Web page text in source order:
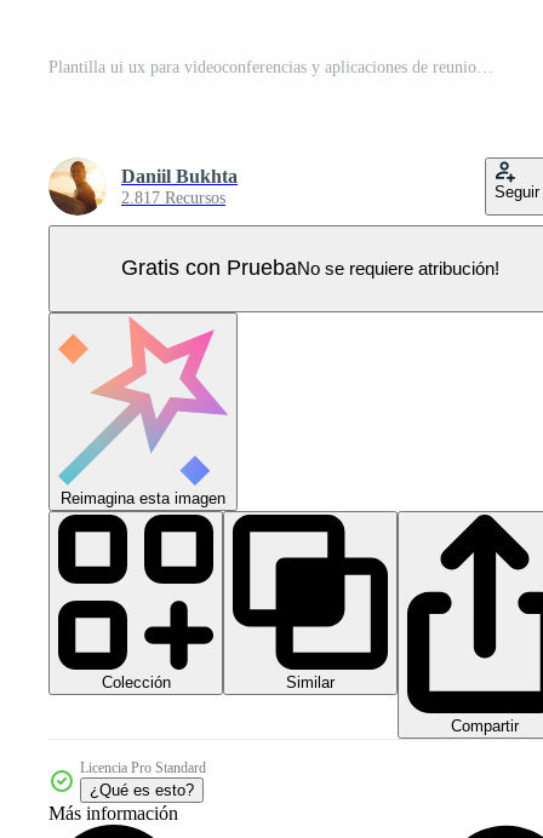
Daniil Bukhta
2.817 Recursos Seguir
Gratis con PruebaNo se requiere atribución!
Reimagina esta imagen
Colección Similar
Compartir
Licencia Pro Standard
¿Qué es esto?
Más información